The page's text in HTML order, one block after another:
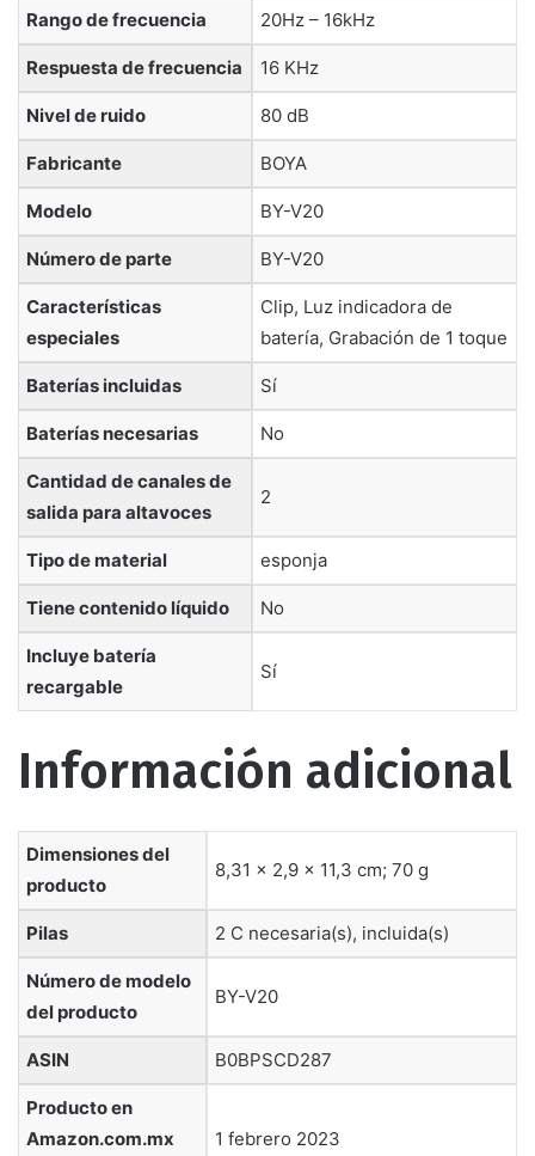
Rango de frecuencia ‎20Hz – 16kHz
Respuesta de frecuencia ‎16 KHz
Nivel de ruido ‎80 dB
Fabricante ‎BOYA
Modelo ‎BY-V20
Número de parte ‎BY-V20
Características
especiales
‎Clip, Luz indicadora de
batería, Grabación de 1 toque
Baterías incluidas ‎Sí
Baterías necesarias ‎No
Cantidad de canales de
salida para altavoces
‎2
Tipo de material ‎esponja
Tiene contenido líquido ‎No
Incluye batería
recargable
‎Sí
Información adicional
Dimensiones del
producto
8,31 x 2,9 x 11,3 cm; 70 g
Pilas 2 C necesaria(s), incluida(s)
Número de modelo
del producto
BY-V20
ASIN B0BPSCD287
Producto en
Amazon.com.mx
1 febrero 2023